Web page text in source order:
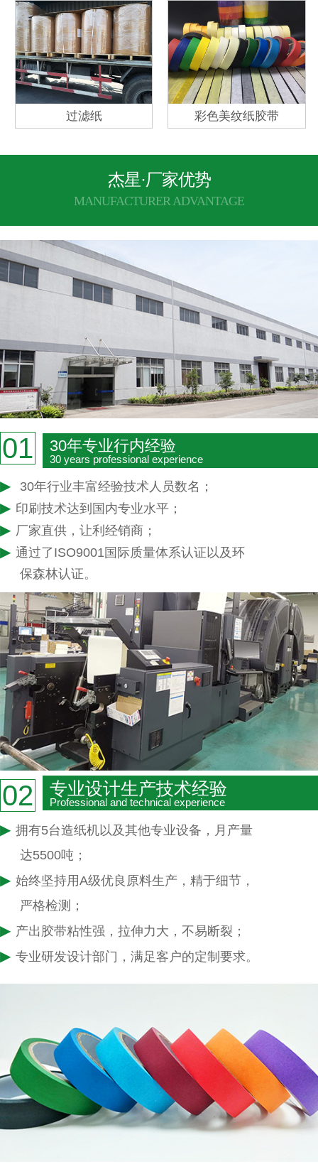
过滤纸 彩色美纹纸胶带
杰星·厂家优势
MANUFACTURER ADVANTAGE
01 30年专业行内经验
30 years professional experience
▶ 30年行业丰富经验技术人员数名；
▶ 印刷技术达到国内专业水平；
▶ 厂家直供，让利经销商；
▶ 通过了ISO9001国际质量体系认证以及环
保森林认证。
02 专业设计生产技术经验
Professional and technical experience
▶ 拥有5台造纸机以及其他专业设备，月产量
达5500吨；
▶ 始终坚持用A级优良原料生产，精于细节，
严格检测；
▶ 产出胶带粘性强，拉伸力大，不易断裂；
▶ 专业研发设计部门，满足客户的定制要求。